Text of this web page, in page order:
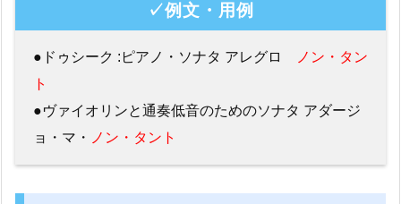
✓例文・用例
●ドゥシーク :ピアノ・ソナタ アレグロ
ノン・タン
ト
●ヴァイオリンと通奏低音のためのソナタ アダージ
ョ・マ・ ノン・タント